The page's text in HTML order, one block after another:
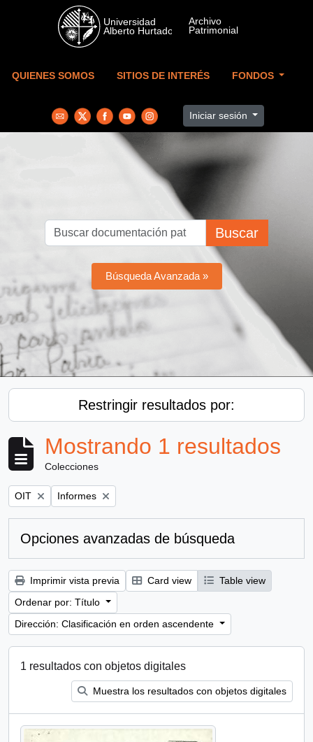
Skip to main content
QUIENES SOMOS SITIOS DE INTERÉS FONDOS
Iniciar sesión
Buscar
Búsqueda Avanzada »
Restringir resultados por:
Mostrando 1 resultados
Colecciones
Remove filter:
OIT Remove filter:
Informes
Opciones avanzadas de búsqueda
Imprimir vista previa Card view
Table view
Ordenar por: Título
Dirección: Clasificación en orden ascendente
1 resultados con objetos digitales
Muestra los resultados con objetos digitales